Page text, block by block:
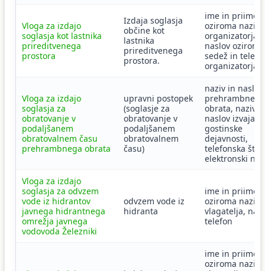
Vloga za izdajo
soglasja kot lastnika
prireditvenega
prostora
Izdaja soglasja
občine kot
lastnika
prireditvenega
prostora.
ime in priimek
oziroma naziv
organizatorja,
naslov oziroma
sedež in
organizatorja
Vloga za izdajo
soglasja za
obratovanje v
podaljšanem
obratovalnem času
prehrambnega obrata
upravni postopek
(soglasje za
obratovanje v
podaljšanem
obratovalnem
času)
naziv in naslov
prehrambnega
obrata, naziv
naslov
gostinske
dejavnosti,
telefonska
elektronski
Vloga za izdajo
soglasja za odvzem
vode iz hidrantov
javnega hidrantnega
omrežja javnega
vodovoda Železniki
odvzem vode iz
hidranta
ime in priimek
oziroma naziv
vlagatelja,
telefon
ime in priimek
oziroma naziv